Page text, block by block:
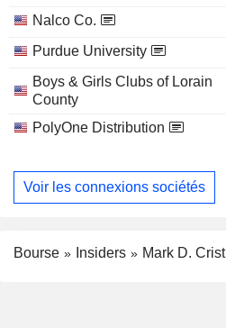
Nalco Co.
Purdue University
Boys & Girls Clubs of Lorain
County
PolyOne Distribution
Voir les connexions sociétés
Bourse Insiders Mark D. Crist